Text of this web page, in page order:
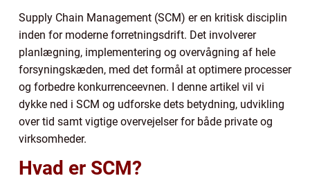
Supply Chain Management (SCM) er en kritisk disciplin
inden for moderne forretningsdrift. Det involverer
planlægning, implementering og overvågning af hele
forsyningskæden, med det formål at optimere processer
og forbedre konkurrenceevnen. I denne artikel vil vi
dykke ned i SCM og udforske dets betydning, udvikling
over tid samt vigtige overvejelser for både private og
virksomheder.
Hvad er SCM?